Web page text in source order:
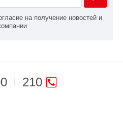
на получение новостей и
210